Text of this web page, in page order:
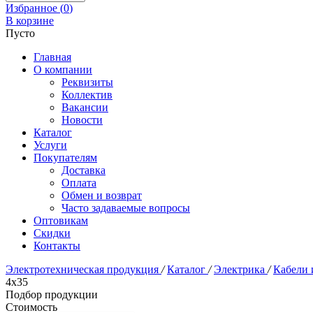
Избранное (0)
В корзине
Пусто
Главная
О компании
Реквизиты
Коллектив
Вакансии
Новости
Каталог
Услуги
Покупателям
Доставка
Оплата
Обмен и возврат
Часто задаваемые вопросы
Оптовикам
Скидки
Контакты
Электротехническая продукция / Каталог / Электрика / Кабели
4х35
Подбор продукции
Стоимость